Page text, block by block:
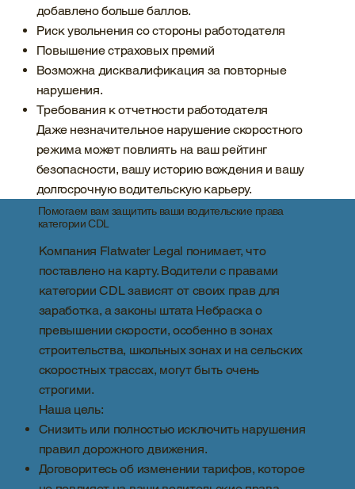
добавлено больше баллов.
Риск увольнения со стороны работодателя
Повышение страховых премий
Возможна дисквалификация за повторные
нарушения.
Требования к отчетности работодателя
Даже незначительное нарушение скоростного
режима может повлиять на ваш рейтинг
безопасности, вашу историю вождения и вашу
долгосрочную водительскую карьеру.
Помогаем вам защитить ваши водительские права
категории CDL
Компания Flatwater Legal понимает, что
поставлено на карту. Водители с правами
категории CDL зависят от своих прав для
заработка, а законы штата Небраска о
превышении скорости, особенно в зонах
строительства, школьных зонах и на сельских
скоростных трассах, могут быть очень
строгими.
Наша цель:
Снизить или полностью исключить нарушения
правил дорожного движения.
Договоритесь об изменении тарифов, которое